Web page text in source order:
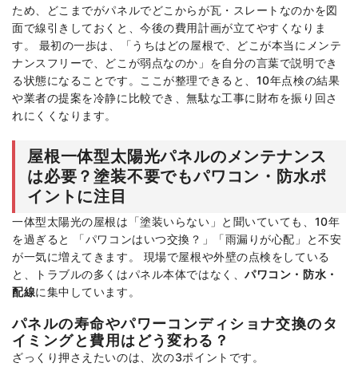
ため、どこまでがパネルでどこからが瓦・スレートなのかを図
面で線引きしておくと、今後の費用計画が立てやすくなりま
す。 最初の一歩は、「うちはどの屋根で、どこが本当にメンテ
ナンスフリーで、どこが弱点なのか」を自分の言葉で説明でき
る状態になることです。ここが整理できると、10年点検の結果
や業者の提案を冷静に比較でき、無駄な工事に財布を振り回さ
れにくくなります。
屋根一体型太陽光パネルのメンテナンス
は必要？塗装不要でもパワコン・防水ポ
イントに注目
一体型太陽光の屋根は「塗装いらない」と聞いていても、10年
を過ぎると 「パワコンはいつ交換？」「雨漏りが心配」と不安
が一気に増えてきます。 現場で屋根や外壁の点検をしている
と、トラブルの多くはパネル本体ではなく、パワコン・防水・
配線に集中しています。
パネルの寿命やパワーコンディショナ交換のタ
イミングと費用はどう変わる？
ざっくり押さえたいのは、次の3ポイントです。